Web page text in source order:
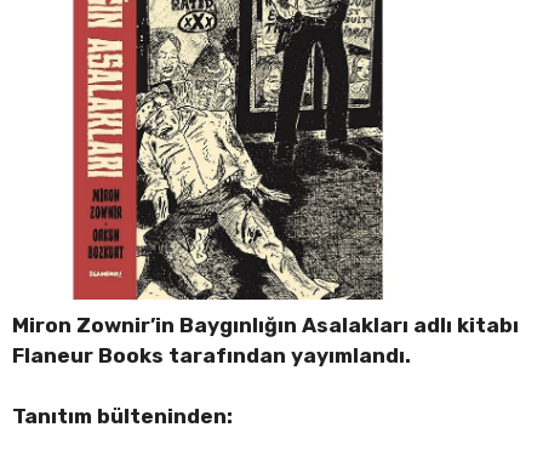
Miron Zownir’in Baygınlığın Asalakları adlı kitabı
Flaneur Books tarafından yayımlandı.
Tanıtım bülteninden: